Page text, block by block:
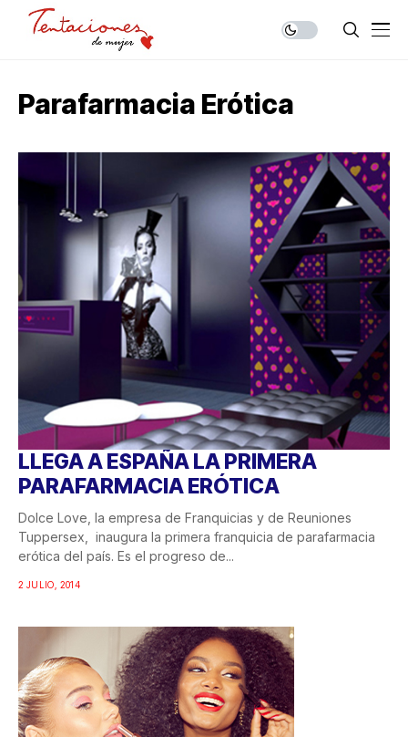
Parafarmacia Erótica
LLEGA A ESPAÑA LA PRIMERA
PARAFARMACIA ERÓTICA
Dolce Love, la empresa de Franquicias y de Reuniones
Tuppersex, inaugura la primera franquicia de parafarmacia
erótica del país. Es el progreso de...
2 JULIO, 2014